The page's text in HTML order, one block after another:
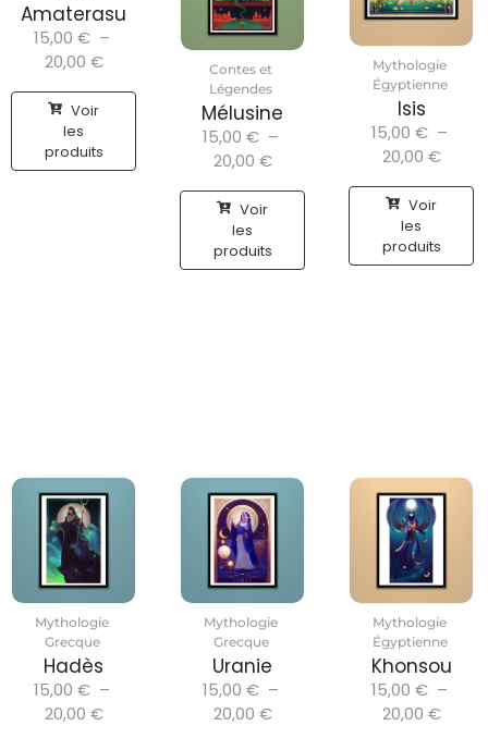
Amaterasu
15,00 € –
20,00 €
Voir
les
produits
Contes et
Légendes
Mélusine
15,00 € –
20,00 €
Voir
les
produits
Mythologie
Égyptienne
Isis
15,00 € –
20,00 €
Voir
les
produits
Mythologie
Grecque
Hadès
15,00 € –
20,00 €
Mythologie
Grecque
Uranie
15,00 € –
20,00 €
Mythologie
Égyptienne
Khonsou
15,00 € –
20,00 €